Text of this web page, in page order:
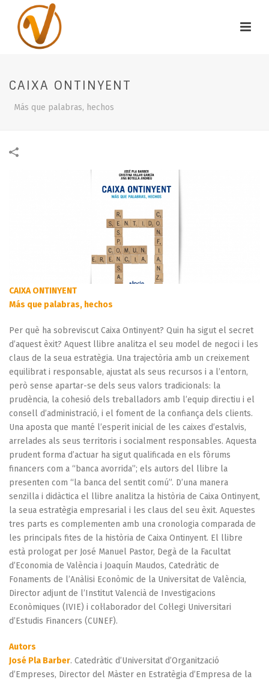
CAIXA ONTINYENT
Más que palabras, hechos
CAIXA ONTINYENT
Más que palabras, hechos
Per què ha sobreviscut Caixa Ontinyent? Quin ha sigut el secret
d’aquest èxit? Aquest llibre analitza el seu model de negoci i les
claus de la seua estratègia. Una trajectòria amb un creixement
equilibrat i responsable, ajustat als seus recursos i a l’entorn,
però sense apartar-se dels seus valors tradicionals: la
prudència, la cohesió dels treballadors amb l’equip directiu i el
consell d’administració, i el foment de la confiança dels clients.
Una aposta que manté l’esperit inicial de les caixes d’estalvis,
arrelades als seus territoris i socialment responsables. Aquesta
prudent forma d’actuar ha sigut qualificada en els fòrums
financers com a “banca avorrida”; els autors del llibre la
presenten com “la banca del sentit comú”. D’una manera
senzilla i didàctica el llibre analitza la història de Caixa Ontinyent,
la seua estratègia empresarial i les claus del seu èxit. Aquestes
tres parts es complementen amb una cronologia comparada de
les principals fites de la història de Caixa Ontinyent. El llibre
està prologat per José Manuel Pastor, Degà de la Facultat
d’Economia de València i Joaquín Maudos, Catedràtic de
Fonaments de l’Anàlisi Econòmic de la Universitat de València,
Director adjunt de l’Institut Valencià de Investigacions
Econòmiques (IVIE) i col·laborador del Col·legi Universitari
d’Estudis Financers (CUNEF).
Autors
José Pla Barber. Catedràtic d’Universitat d’Organització
d’Empreses, Director del Màster en Estratègia d’Empresa de la